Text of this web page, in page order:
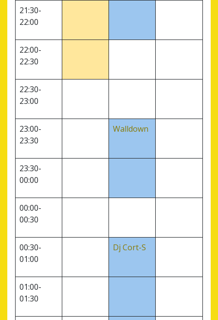
21:30-
22:00
22:00-
22:30
22:30-
23:00
23:00-
23:30
Walldown
23:30-
00:00
00:00-
00:30
00:30-
01:00
Dj Cort-S
01:00-
01:30